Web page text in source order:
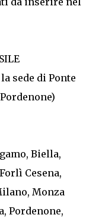
sede di Ponte
Biella,
Cesena,
Monza
Pordenone,